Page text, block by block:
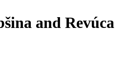
and Revúca